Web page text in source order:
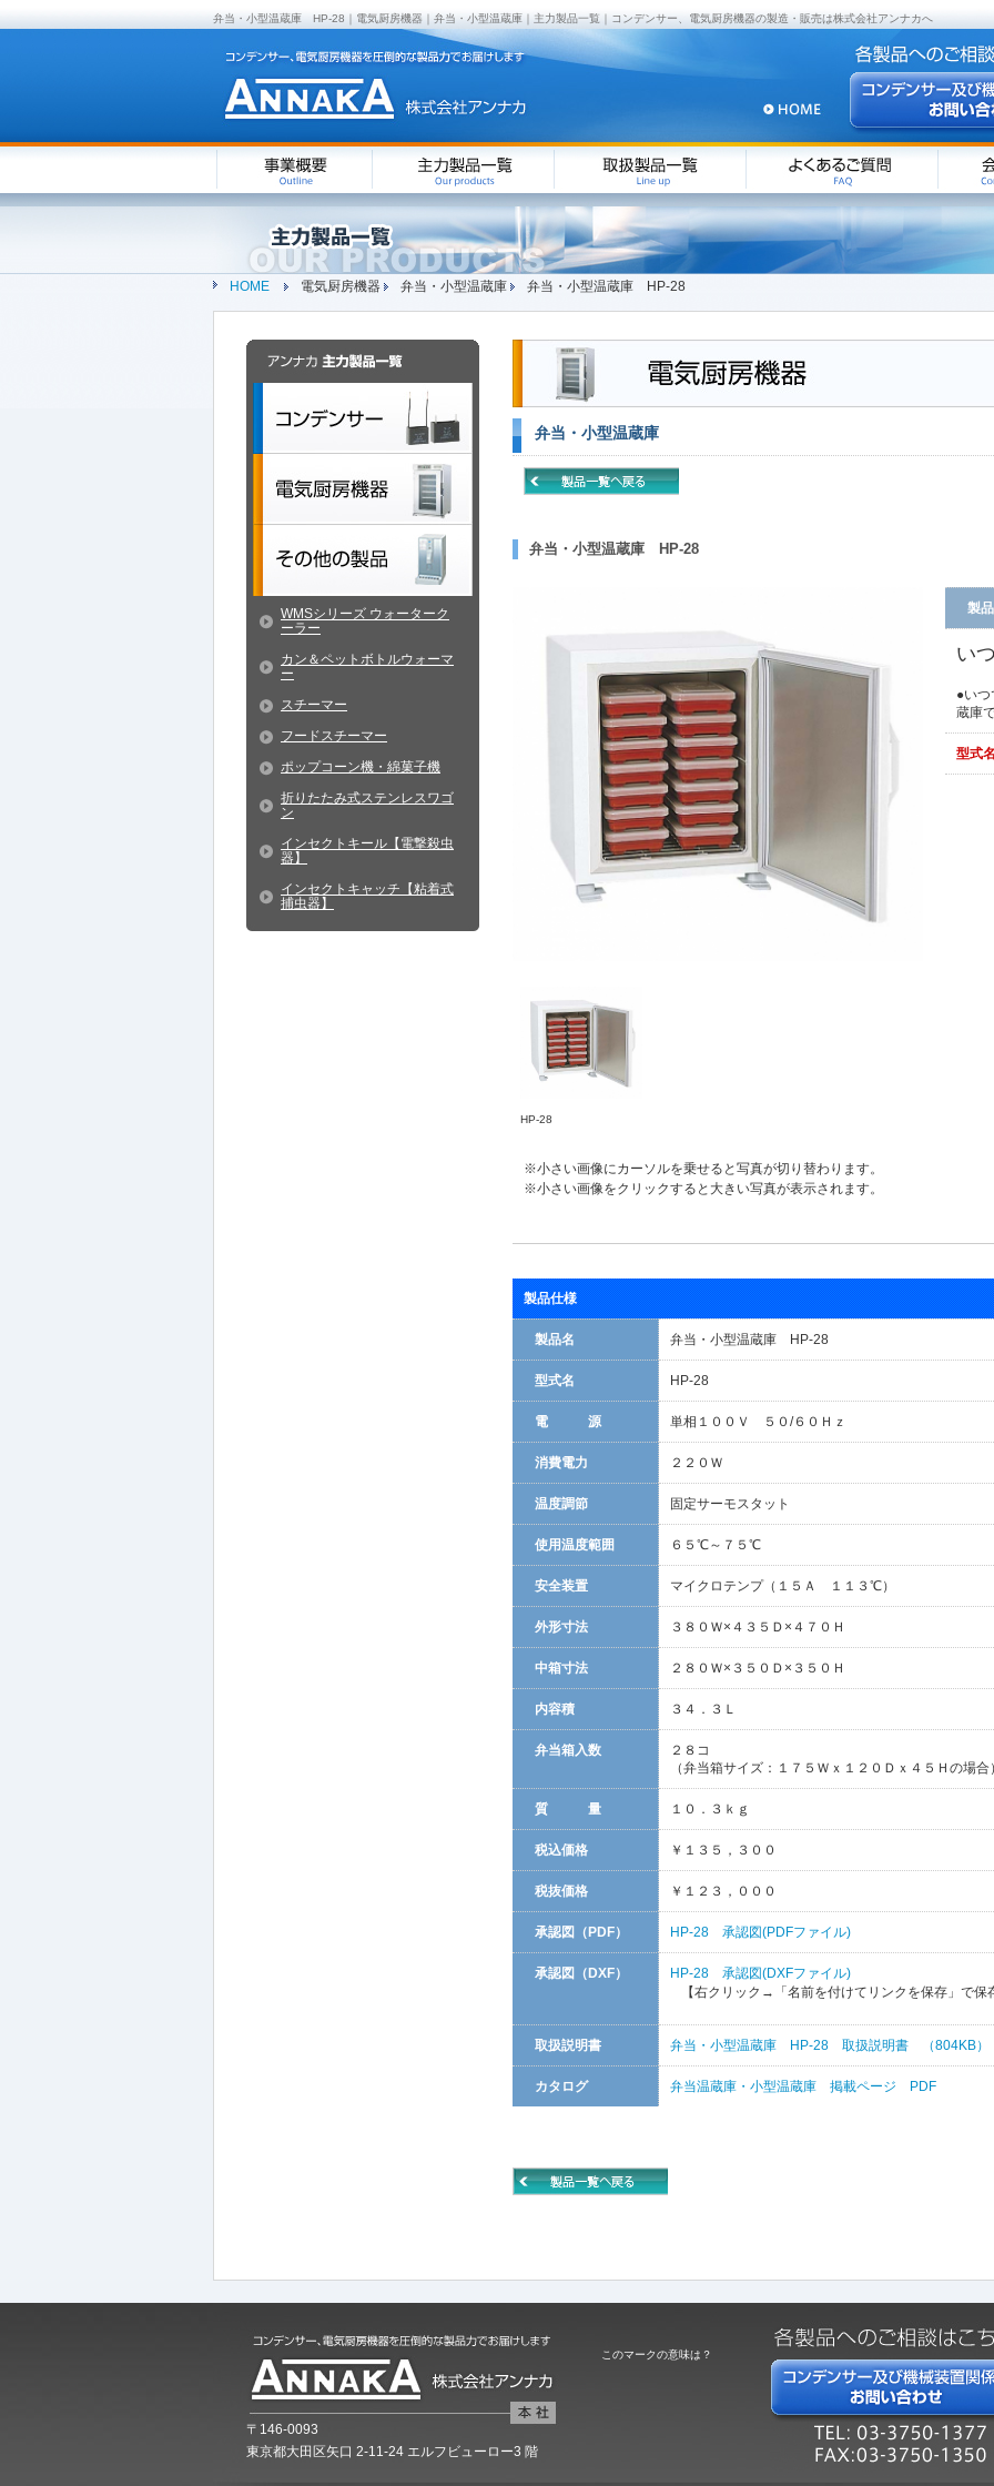
弁当・小型温蔵庫 HP-28｜電気厨房機器｜弁当・小型温蔵庫｜主力製品一覧｜コンデンサー、電気厨房機器の製造・販売は株式会社アンナカへ
HOME 電気厨房機器 弁当・小型温蔵庫 弁当・小型温蔵庫 HP-28
弁当・小型温蔵庫
弁当・小型温蔵庫 HP-28
HP-28
※小さい画像にカーソルを乗せると写真が切り替わります。
※小さい画像をクリックすると大きい写真が表示されます。
製
い
●い
蔵庫
型式
製品仕様
製品名 弁当・小型温蔵庫 HP-28
型式名 HP-28
電 源 単相１００Ｖ ５０/６０Ｈｚ
消費電力 ２２０Ｗ
温度調節 固定サーモスタット
使用温度範囲 ６５℃～７５℃
安全装置 マイクロテンプ（１５Ａ １１３℃）
外形寸法 ３８０Ｗ×４３５Ｄ×４７０Ｈ
中箱寸法 ２８０Ｗ×３５０Ｄ×３５０Ｈ
内容積 ３４．３Ｌ
弁当箱入数
２８コ
（弁当箱サイズ：１７５Ｗｘ１２０Ｄｘ４５Ｈの場合
質 量 １０．３ｋｇ
税込価格 ￥１３５，３００
税抜価格 ￥１２３，０００
承認図（PDF） HP-28 承認図(PDFファイル)
承認図（DXF）
HP-28 承認図(DXFファイル)
【右クリック→「名前を付けてリンクを保存」で保
取扱説明書 弁当・小型温蔵庫 HP-28 取扱説明書 （804KB）
カタログ 弁当温蔵庫・小型温蔵庫 掲載ページ PDF
WMSシリーズ ウォーターク
ーラー
カン＆ペットボトルウォーマ
ー
スチーマー
フードスチーマー
ポップコーン機・綿菓子機
折りたたみ式ステンレスワゴ
ン
インセクトキール【電撃殺虫
器】
インセクトキャッチ【粘着式
捕虫器】
〒146-0093
東京都大田区矢口 2-11-24 エルフビューロー3 階
このマークの意味は？